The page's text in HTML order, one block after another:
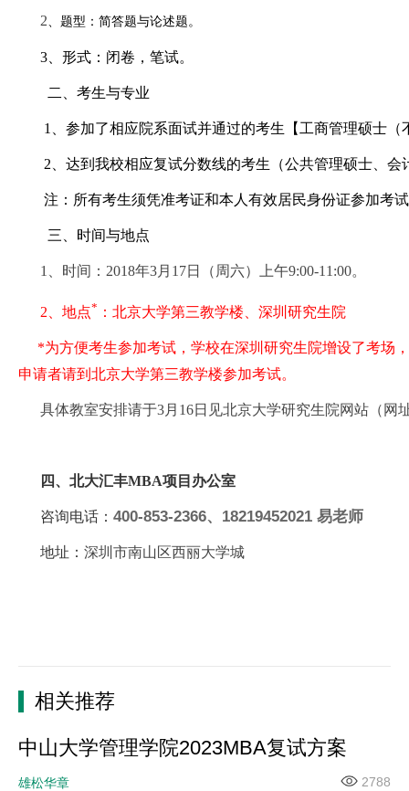
2、题型：简答题与论述题。
3、形式：闭卷，笔试。
二、考生与专业
1、参加了相应院系面试并通过的考生【工商管理硕士
2、达到我校相应复试分数线的考生（公共管理硕士、会
注：所有考生须凭准考证和本人有效居民身份证参加考
三、时间与地点
1、时间：2018年3月17日（周六）上午9:00-11:00。
2、地点* ：北京大学第三教学楼、深圳研究生院
*为方便考生参加考试，学校在深圳研究生院增设了考场
申请者请到北京大学第三教学楼参加考试。
具体教室安排请于3月16日见北京大学研究生院网站（网
四、北大汇丰MBA项目办公室
咨询电话： 400-853-2366、18219452021 易老师
地址： 深圳市南山区西丽大学城
相关推荐
中山大学管理学院2023MBA复试方案
雄松华章 2788